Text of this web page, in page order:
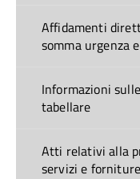
Affidamenti
somma urgenza
Informazioni
tabellare
Atti relativi alla
servizi e forniture